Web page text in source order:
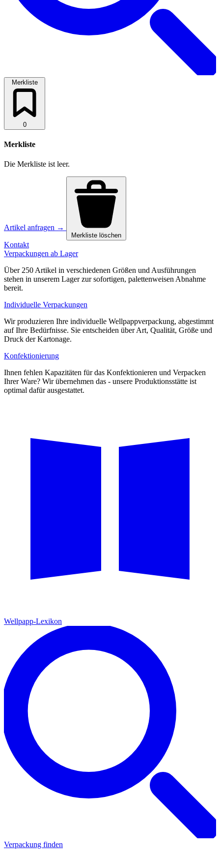
Merkliste
0
Merkliste
Die Merkliste ist leer.
Artikel anfragen →
Merkliste löschen
Kontakt
Verpackungen ab Lager
Über 250 Artikel in verschiedenen Größen und Ausführungen
stehen in unserem Lager zur sofortigen, palettenweisen Abnahme
bereit.
Individuelle Verpackungen
Wir produzieren Ihre individuelle Wellpappverpackung, abgestimmt
auf Ihre Bedürfnisse. Sie entscheiden über Art, Qualität, Größe und
Druck der Kartonage.
Konfektionierung
Ihnen fehlen Kapazitäten für das Konfektionieren und Verpacken
Ihrer Ware? Wir übernehmen das - unsere Produktionsstätte ist
optimal dafür ausgestattet.
Wellpapp-Lexikon
Verpackung finden